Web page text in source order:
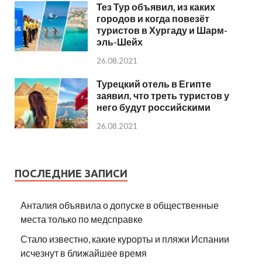
Тез Тур объявил, из каких
городов и когда повезёт
туристов в Хургаду и Шарм-
эль-Шейх
26.08.2021
Турецкий отель в Египте
заявил, что треть туристов у
него будут российскими
26.08.2021
ПОСЛЕДНИЕ ЗАПИСИ
Анталия объявила о допуске в общественные
места только по медсправке
Стало известно, какие курорты и пляжи Испании
исчезнут в ближайшее время